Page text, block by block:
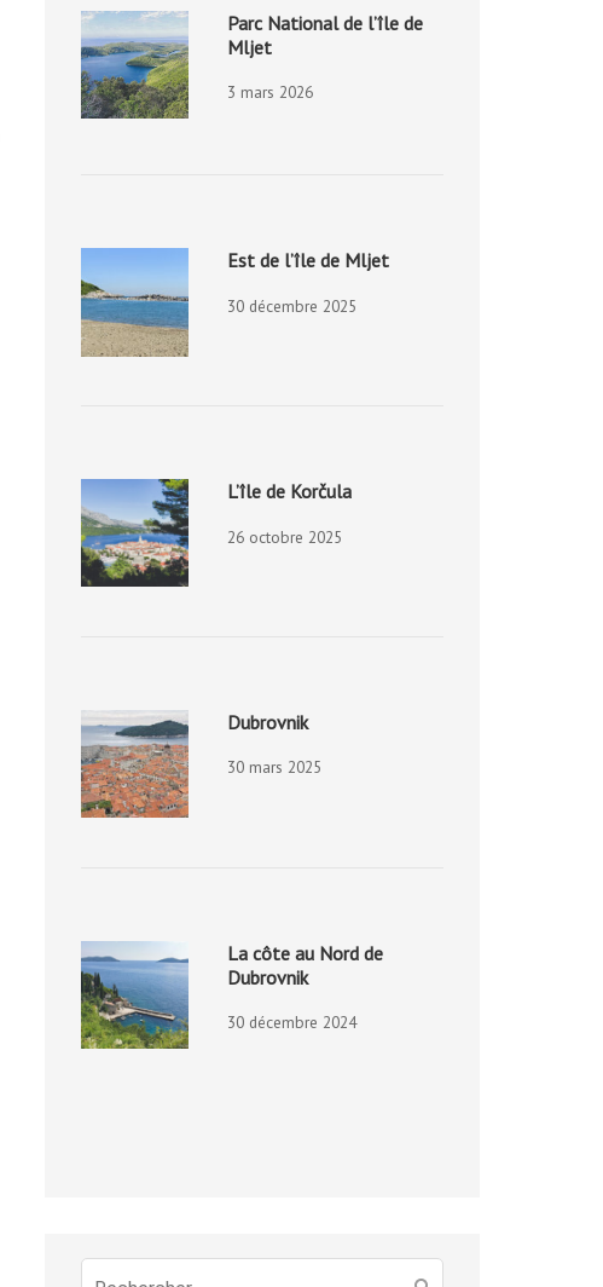
Parc National de l’île de
Mljet
3 mars 2026
Est de l’île de Mljet
30 décembre 2025
L’île de Korčula
26 octobre 2025
Dubrovnik
30 mars 2025
La côte au Nord de
Dubrovnik
30 décembre 2024